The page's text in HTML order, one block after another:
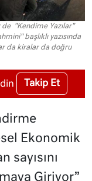
"Kendime Yazılar"
başlıklı yazısında
da kiralar da doğru
Takip Et
Ekonomik
sayısını
Giriyor”